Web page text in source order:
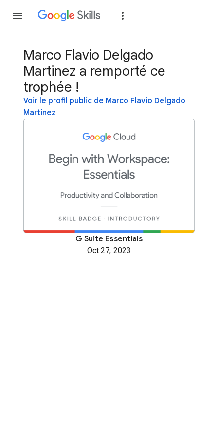
Marco Flavio Delgado
Martinez a remporté ce
trophée !
Voir le profil public de Marco Flavio Delgado
Martinez